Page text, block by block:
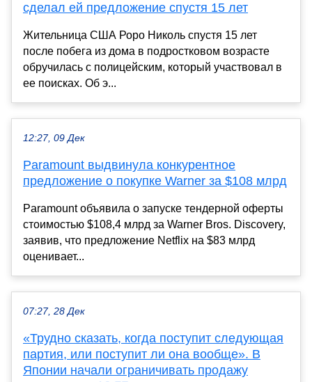
сделал ей предложение спустя 15 лет
Жительница США Роро Николь спустя 15 лет
после побега из дома в подростковом возрасте
обручилась с полицейским, который участвовал в
ее поисках. Об э...
12:27, 09 Дек
Paramount выдвинула конкурентное
предложение о покупке Warner за $108 млрд
Paramount объявила о запуске тендерной оферты
стоимостью $108,4 млрд за Warner Bros. Discovery,
заявив, что предложение Netflix на $83 млрд
оценивает...
07:27, 28 Дек
«Трудно сказать, когда поступит следующая
партия, или поступит ли она вообще». В
Японии начали ограничивать продажу